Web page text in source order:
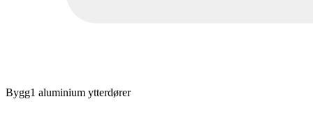
Bygg1 aluminium ytterdører